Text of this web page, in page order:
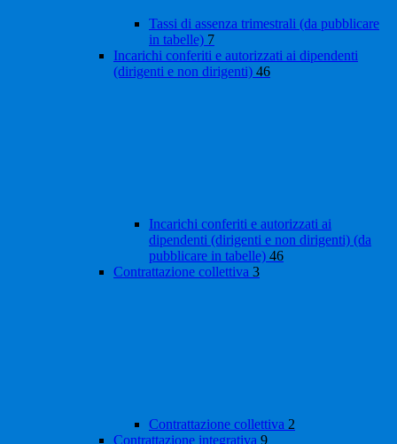
Tassi di assenza trimestrali (da pubblicare
in tabelle) 7
Incarichi conferiti e autorizzati ai dipendenti
(dirigenti e non dirigenti) 46
Incarichi conferiti e autorizzati ai
dipendenti (dirigenti e non dirigenti) (da
pubblicare in tabelle) 46
Contrattazione collettiva 3
Contrattazione collettiva 2
Contrattazione integrativa 9